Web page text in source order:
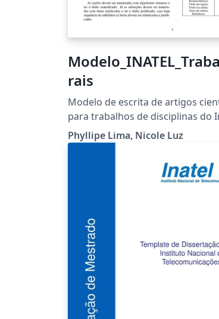
rais
Modelo de escrita de artigos
para trabalhos de disciplinas do
Phyllipe Lima, Nicole Luz